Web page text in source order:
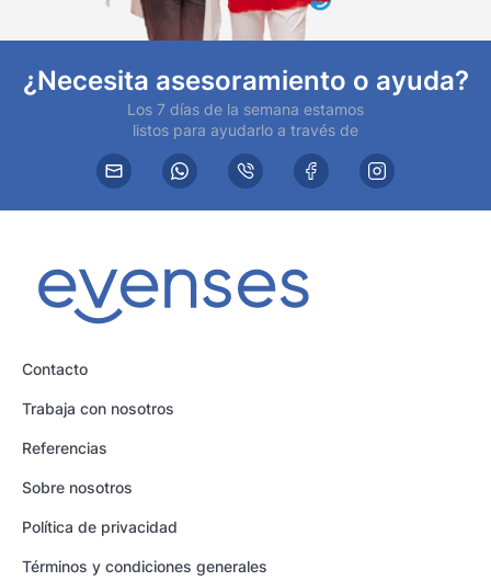
¿Necesita asesoramiento o ayuda?
Los 7 días de la semana estamos
listos para ayudarlo a través de
Contacto
Trabaja con nosotros
Referencias
Sobre nosotros
Política de privacidad
Términos y condiciones generales